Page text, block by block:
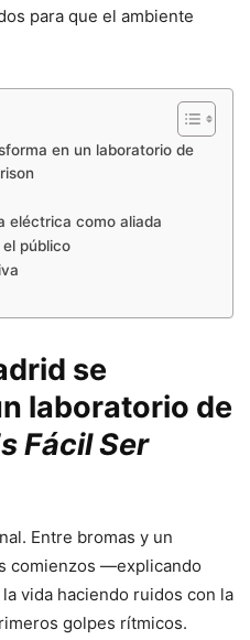
para que el ambiente
en un laboratorio de
eléctrica como aliada
público
se
laboratorio de
Fácil Ser
Entre bromas y un
comienzos —explicando
vida haciendo ruidos con la
golpes rítmicos.